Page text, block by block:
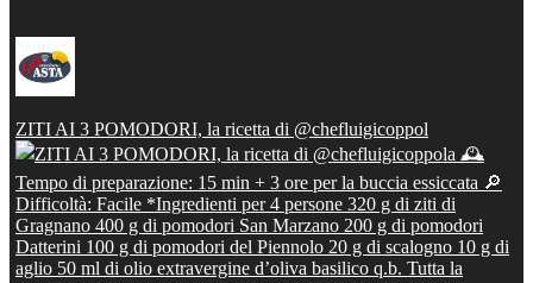
ZITI AI 3 POMODORI, la ricetta di @chefluigicoppol